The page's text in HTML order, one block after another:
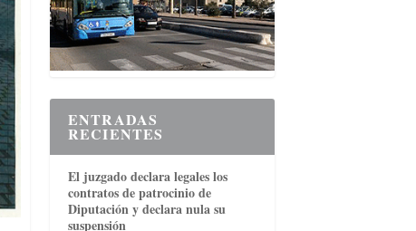
ENTRADAS
RECIENTES
El juzgado declara legales los
contratos de patrocinio de
Diputación y declara nula su
suspensión